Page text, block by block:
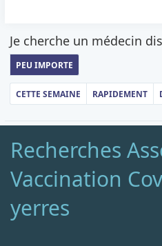
Je cherche un médecin
PEU IMPORTE
CETTE SEMAINE RAPIDEMENT
Recherches
Vaccination
yerres